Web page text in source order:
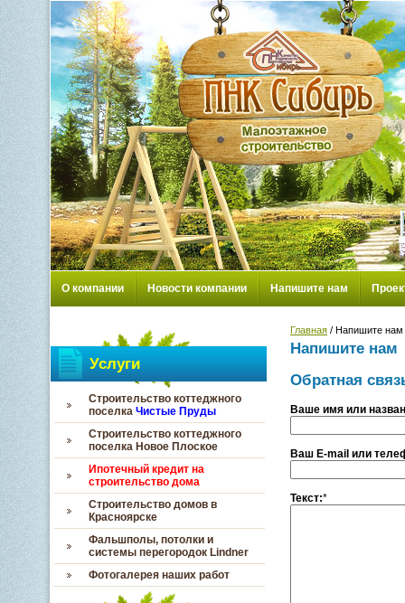
О компании Новости компании Напишите нам
Услуги
Строительство коттеджного
поселка Чистые Пруды
Строительство коттеджного
поселка Новое Плоское
Ипотечный кредит на
строительство дома
Строительство домов в
Красноярске
Фальшполы, потолки и
системы перегородок Lindner
Фотогалерея наших работ
Главная / Напишите нам
Напишите нам
Обратная
Ваше имя или
Ваш E-mail или
Текст:*